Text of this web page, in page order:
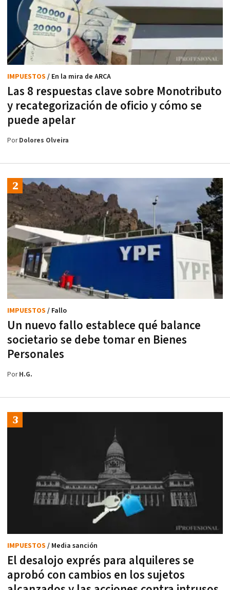
Las 8 respuestas clave sobre Monotributo
y recategorización de oficio y cómo se
puede apelar
IMPUESTOS / En la mira de ARCA
PorDolores Olveira
Un nuevo fallo establece qué balance
societario se debe tomar en Bienes
Personales
IMPUESTOS / Fallo
PorH.G.
El desalojo exprés para alquileres se
aprobó con cambios en los sujetos
IMPUESTOS / Media sanción